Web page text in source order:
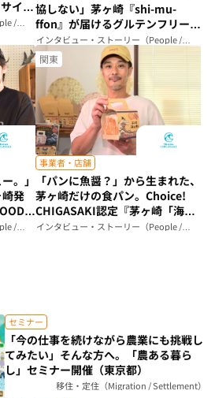
イク
/
協しない」茅ヶ崎『shi-mu-
ffon』が届けるグルテンフリーシ
フォンケーキのこだわり（神奈川
県）
インタビュー・ストーリー（People /
Story）
。」
発
ン
/
関東
事業者・店舗
「パンに魚醤？」から生まれた、
茅ヶ崎だけの食パン。Choice!
CHIGASAKI認定『茅ヶ崎「海の
和」食パン』ができるまで｜
インタビュー・ストーリー（People /
Story）
セミナー
「今の仕事を続けながら農業にも挑戦し
てみたい」そんな方へ。「農ある暮ら
し」セミナー開催（東京都）
移住・定住（Migration / Settlement）